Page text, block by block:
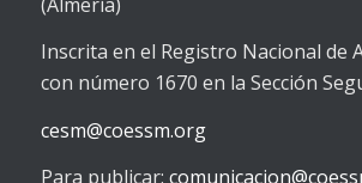
Inscrita en el Registro Nacional de
con número 1670 en la Sección
cesm@coessm.org
Para publicar: